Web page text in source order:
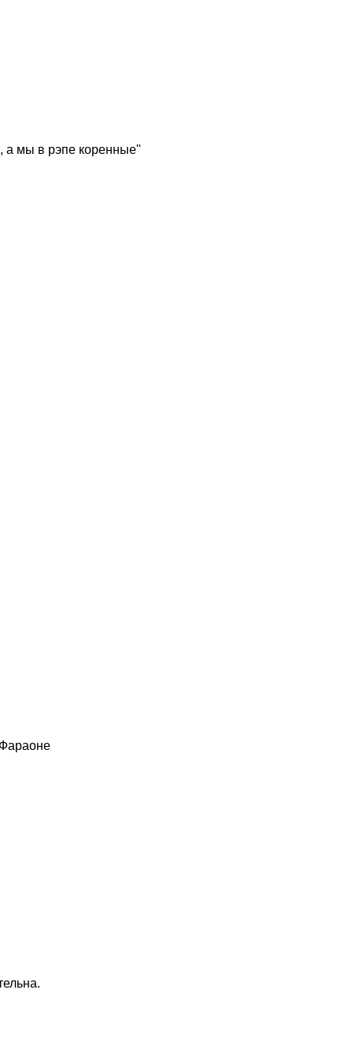
а мы в рэпе коренные"